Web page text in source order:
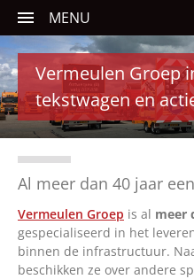
MENU
Carrosseriebouw
Traffic Software
Aanhangwagens
Vermeulen Groep
tekstwagen en
Al meer dan 40 jaar
Vermeulen Groep is al meer
gespecialiseerd in het
binnen de infrastructuur.
beschikken ze over andere